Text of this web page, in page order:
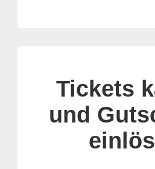
Tickets
und